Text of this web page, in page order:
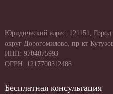
Юридический адрес: 121151,
округ Дорогомилово, пр-кт
ИНН: 9704075993
ОГРН: 1217700312488
Бесплатная консультация